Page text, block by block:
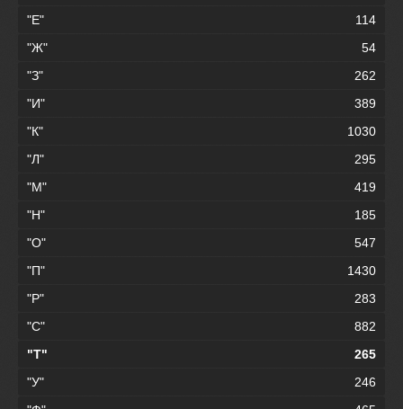
"Е"
114
"Ж"
54
"З"
262
"И"
389
"К"
1030
"Л"
295
"М"
419
"Н"
185
"О"
547
"П"
1430
"Р"
283
"С"
882
"Т"
265
"У"
246